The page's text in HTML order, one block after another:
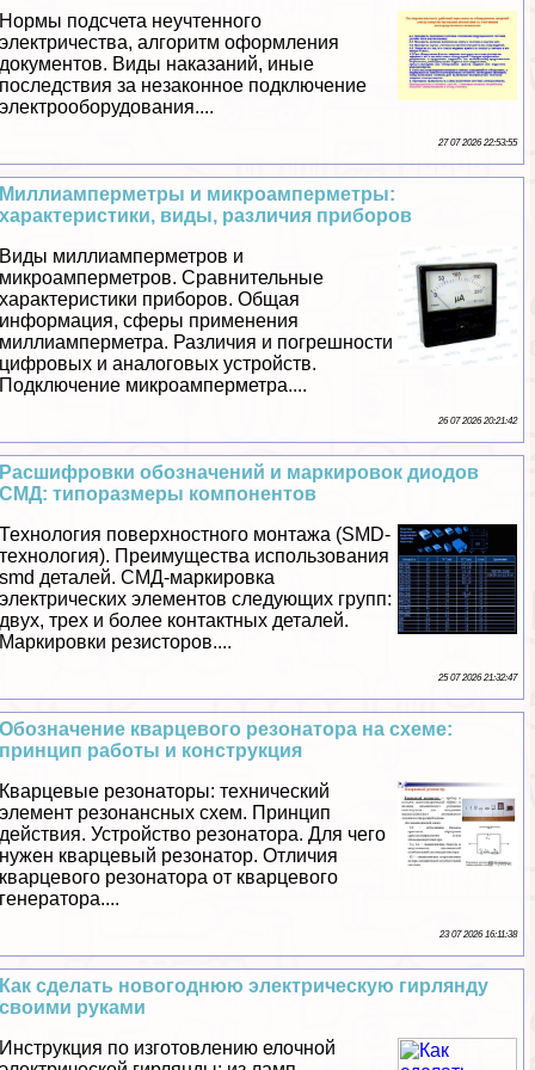
Нормы подсчета неучтенного
электричества, алгоритм оформления
документов. Виды наказаний, иные
последствия за незаконное подключение
электрооборудования....
27 07 2026 22:53:55
Миллиамперметры и микроамперметры:
хаpaктеристики, виды, различия приборов
Виды миллиамперметров и
микроамперметров. Сравнительные
хаpaктеристики приборов. Общая
информация, сферы применения
миллиамперметра. Различия и погрешности
цифровых и аналоговых устройств.
Подключение микроамперметра....
26 07 2026 20:21:42
Расшифровки обозначений и маркировок диодов
СМД: типоразмеры компонентов
Технология поверхностного монтажа (SMD-
технология). Преимущества использования
smd деталей. СМД-маркировка
электрических элементов следующих групп:
двух, трех и более контактных деталей.
Маркировки резисторов....
25 07 2026 21:32:47
Обозначение кварцевого резонатора на схеме:
принцип работы и конструкция
Кварцевые резонаторы: технический
элемент резонансных схем. Принцип
действия. Устройство резонатора. Для чего
нужен кварцевый резонатор. Отличия
кварцевого резонатора от кварцевого
генератора....
23 07 2026 16:11:38
Как сделать новогоднюю электрическую гирлянду
своими руками
Инструкция по изготовлению елочной